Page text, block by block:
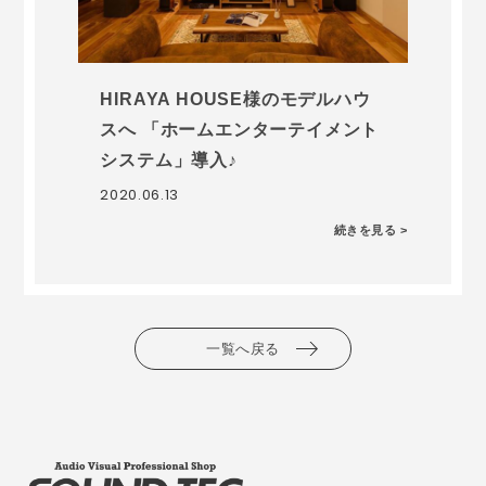
HIRAYA HOUSE様のモデルハウ
スへ 「ホームエンターテイメント
システム」導入♪
2020.06.13
続きを見る >
一覧へ戻る